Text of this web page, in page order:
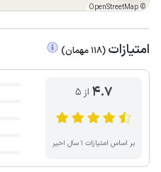
©
OpenStreetMap
امتیازات (
118 مهمان)
4.7 از ۵
بر اساس امتیازات ۱ سال اخیر